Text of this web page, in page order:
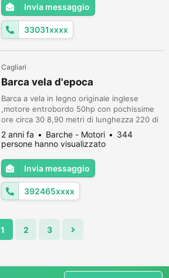
Invia messaggio
33031xxxx
Cagliari
Barca vela d'epoca
Barca a vela in legno originale inglese
,motore entrobordo 50hp con pochissime
ore circa 30 8,90 metri di lunghezza 220 di
larghezza 1.69 di pescaggio Ottime
condizioni Prezzo trattabile Vendo per
inutilizzo
2 anni fa Barche - Motori
344
persone hanno visualizzato
Invia messaggio
392465xxxx
1 2 3